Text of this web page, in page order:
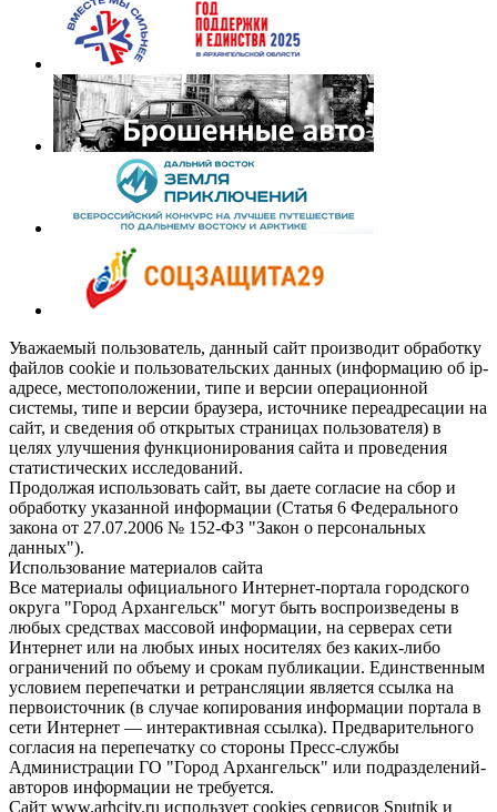
Уважаемый пользователь, данный сайт производит обработку
файлов cookie и пользовательских данных (информацию об ip-
адресе, местоположении, типе и версии операционной
системы, типе и версии браузера, источнике переадресации на
сайт, и сведения об открытых страницах пользователя) в
целях улучшения функционирования сайта и проведения
статистических исследований.
Продолжая использовать сайт, вы даете согласие на сбор и
обработку указанной информации (Статья 6 Федерального
закона от 27.07.2006 № 152-ФЗ "Закон о персональных
данных").
Использование материалов сайта
Все материалы официального Интернет-портала городского
округа "Город Архангельск" могут быть воспроизведены в
любых средствах массовой информации, на серверах сети
Интернет или на любых иных носителях без каких-либо
ограничений по объему и срокам публикации. Единственным
условием перепечатки и ретрансляции является ссылка на
первоисточник (в случае копирования информации портала в
сети Интернет — интерактивная ссылка). Предварительного
согласия на перепечатку со стороны Пресс-службы
Администрации ГО "Город Архангельск" или подразделений-
авторов информации не требуется.
Сайт www.arhcity.ru использует cookies сервисов Sputnik и